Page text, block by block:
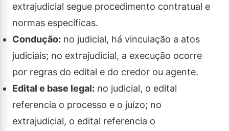
extrajudicial segue procedimento contratual e
normas específicas.
Condução: no judicial, há vinculação a atos
judiciais; no extrajudicial, a execução ocorre
por regras do edital e do credor ou agente.
Edital e base legal: no judicial, o edital
referencia o processo e o juízo; no
extrajudicial, o edital referencia o